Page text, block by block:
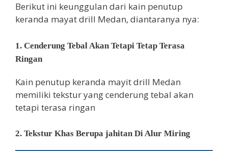
Berikut ini keunggulan dari kain penutup
keranda mayat drill Medan, diantaranya nya:
1. Cenderung Tebal Akan Tetapi Tetap Terasa
Ringan
Kain penutup keranda mayit drill Medan
memiliki tekstur yang cenderung tebal akan
tetapi terasa ringan
2. Tekstur Khas Berupa jahitan Di Alur Miring